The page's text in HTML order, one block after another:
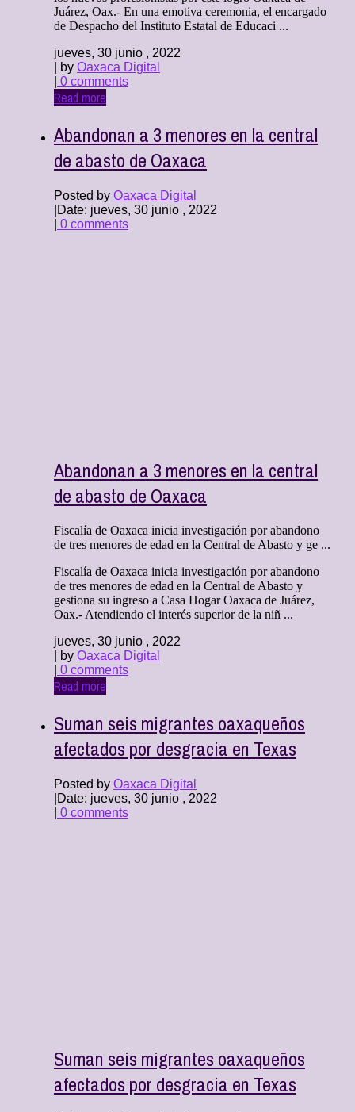
Juárez, Oax.- En una emotiva ceremonia, el encargado
de Despacho del Instituto Estatal de Educaci ...
jueves, 30 junio , 2022
| by Oaxaca Digital
0 comments
Read more
Abandonan a 3 menores en la central
de abasto de Oaxaca
Posted by Oaxaca Digital
Date: jueves, 30 junio , 2022
0 comments
Abandonan a 3 menores en la central
de abasto de Oaxaca
Fiscalía de Oaxaca inicia investigación por abandono
de tres menores de edad en la Central de Abasto y ge ...
Fiscalía de Oaxaca inicia investigación por abandono
de tres menores de edad en la Central de Abasto y
gestiona su ingreso a Casa Hogar Oaxaca de Juárez,
Oax.- Atendiendo el interés superior de la niñ ...
jueves, 30 junio , 2022
| by Oaxaca Digital
0 comments
Read more
Suman seis migrantes oaxaqueños
afectados por desgracia en Texas
Posted by Oaxaca Digital
Date: jueves, 30 junio , 2022
0 comments
Suman seis migrantes oaxaqueños
afectados por desgracia en Texas